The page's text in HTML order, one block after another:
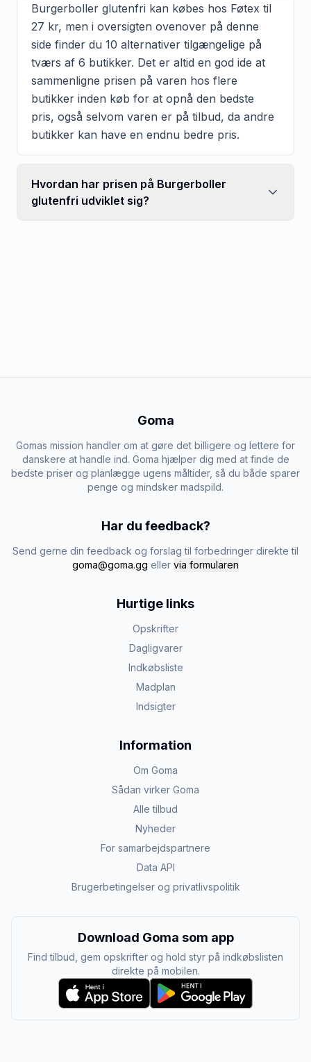
Burgerboller glutenfri kan købes hos Føtex til
27 kr, men i oversigten ovenover på denne
side finder du 10 alternativer tilgængelige på
tværs af 6 butikker. Det er altid en god ide at
sammenligne prisen på varen hos flere
butikker inden køb for at opnå den bedste
pris, også selvom varen er på tilbud, da andre
butikker kan have en endnu bedre pris.
Hvordan har prisen på Burgerboller
glutenfri udviklet sig?
Goma
Gomas mission handler om at gøre det billigere og lettere for
danskere at handle ind. Goma hjælper dig med at finde de
bedste priser og planlægge ugens måltider, så du både sparer
penge og mindsker madspild.
Har du feedback?
Send gerne din feedback og forslag til forbedringer direkte til
goma@goma.gg eller via formularen
Hurtige links
Opskrifter
Dagligvarer
Indkøbsliste
Madplan
Indsigter
Information
Om Goma
Sådan virker Goma
Alle tilbud
Nyheder
For samarbejdspartnere
Data API
Brugerbetingelser og privatlivspolitik
Download Goma som app
Find tilbud, gem opskrifter og hold styr på indkøbslisten
direkte på mobilen.